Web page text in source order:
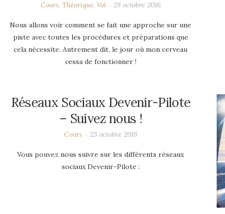
Cours, Théorique, Vol 29 octobre 2016
Nous allons voir comment se fait une approche sur une
piste avec toutes les procédures et préparations que
cela nécessite. Autrement dit, le jour où mon cerveau
cessa de fonctionner !
Réseaux Sociaux Devenir-Pilote
– Suivez nous !
Cours 23 octobre 2016
Vous pouvez nous suivre sur les différents réseaux
sociaux Devenir-Pilote :